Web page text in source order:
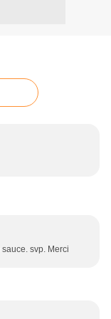
svp. Merci